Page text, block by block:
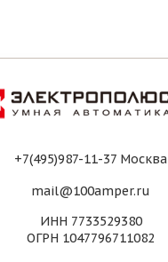
+7(495)987-11-37 Москва
mail@100amper.ru
ИНН 7733529380
ОГРН 1047796711082